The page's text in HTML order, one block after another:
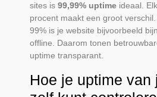
sites is 99,99% uptime ideaal.
procent maakt een groot
99% is je website bijvoorbeeld
offline. Daarom tonen
uptime transparant.
Hoe je uptime van